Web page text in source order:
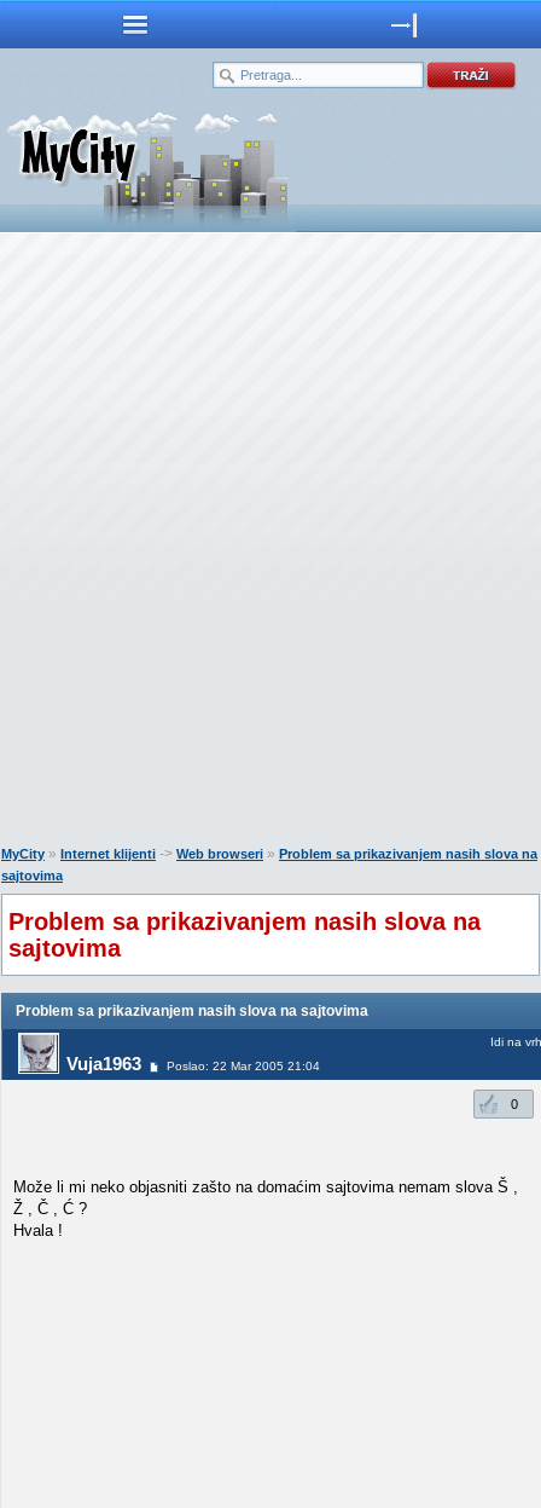
MyCity » Internet klijenti -> Web browseri » Problem sa prikazivanjem nasih slova na
sajtovima
Problem sa prikazivanjem nasih slova na
sajtovima
Problem sa prikazivanjem nasih slova na sajtovima
Vuja1963 Poslao: 22 Mar 2005 21:04
Idi na vrh
0
Može li mi neko objasniti zašto na domaćim sajtovima nemam slova Š ,
Ž , Č , Ć ?
Hvala !